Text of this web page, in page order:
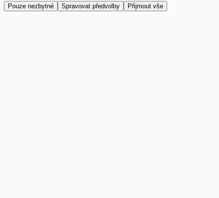
Pouze nezbytné Spravovat předvolby Přijmout vše